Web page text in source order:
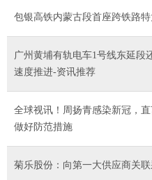
包银高铁内蒙古段首座跨铁路
广州黄埔有轨电车1号线东延段
速度推进-资讯推荐
全球视讯！周扬青感染新冠，
做好防范措施
菊乐股份：向第一大供应商关